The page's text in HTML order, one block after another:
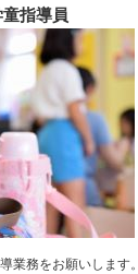
指導員
業務をお願いします